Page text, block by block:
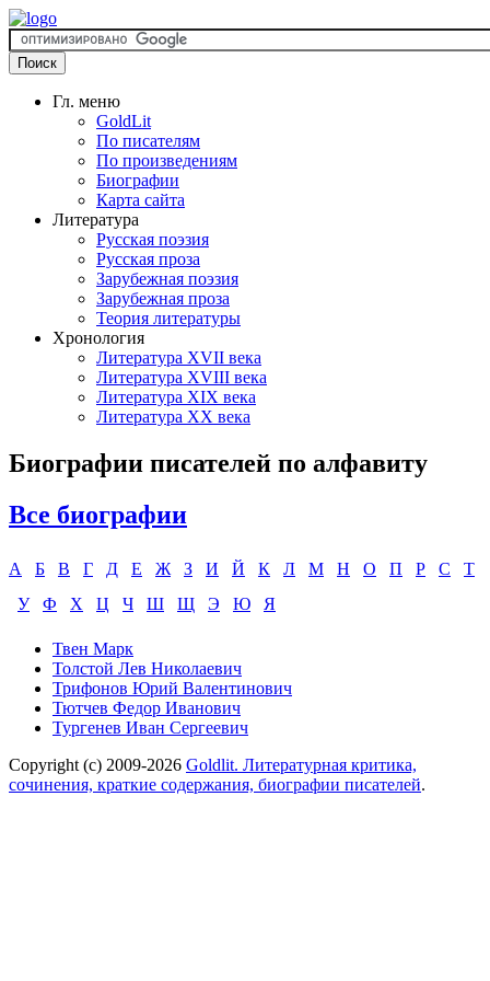
Гл. меню
GoldLit
По писателям
По произведениям
Биографии
Карта сайта
Литература
Русская поэзия
Русская проза
Зарубежная поэзия
Зарубежная проза
Теория литературы
Хронология
Литература XVII века
Литература XVIII века
Литература XIX века
Литература XX века
Биографии писателей по алфавиту
Все биографии
А Б В Г Д Е Ж З И Й К Л М Н О П Р С
Т
У
Ф Х Ц Ч Ш Щ Э Ю Я
Твен Марк
Толстой Лев Николаевич
Трифонов Юрий Валентинович
Тютчев Федор Иванович
Тургенев Иван Сергеевич
Copyright (c) 2009-2026 Goldlit. Литературная критика,
сочинения, краткие содержания, биографии писателей.